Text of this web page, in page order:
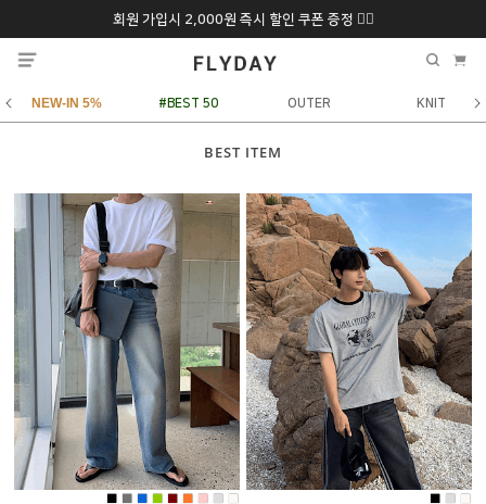
회원 가입시 2,000원 즉시 할인 쿠폰 증정 ❤️‍🔥
추석 특별 할인 10~20% 9/6 화 ~ 9/12월
NEW-IN 5% #BEST 50 OUTER KNIT
BEST ITEM